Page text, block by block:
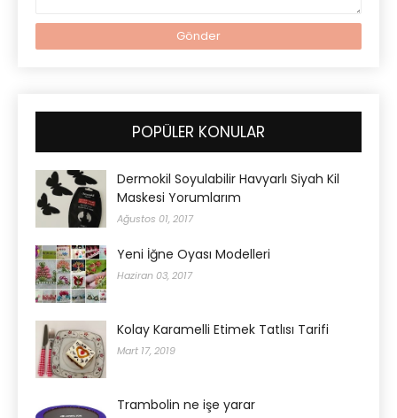
POPÜLER KONULAR
Dermokil Soyulabilir Havyarlı Siyah Kil
Maskesi Yorumlarım
Ağustos 01, 2017
Yeni İğne Oyası Modelleri
Haziran 03, 2017
Kolay Karamelli Etimek Tatlısı Tarifi
Mart 17, 2019
Trambolin ne işe yarar